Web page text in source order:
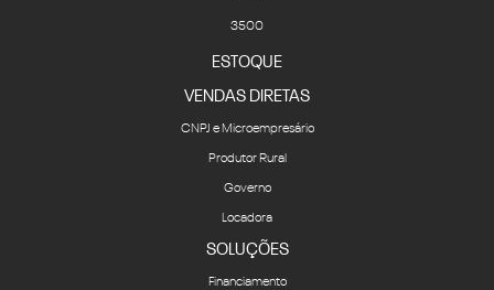
3500
ESTOQUE
VENDAS DIRETAS
CNPJ e Microempresário
Produtor Rural
Governo
Locadora
SOLUÇÕES
Financiamento